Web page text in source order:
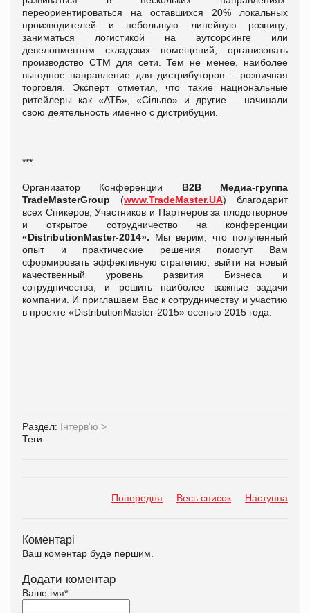
переориентироваться на оставшихся 20% локальных
производителей и небольшую линейную розницу;
заниматься логистикой на аутсорсинге или
девелопментом складских помещений, организовать
производство СТМ для сети. Тем не менее, наиболее
выгодное направление для дистрибуторов – розничная
торговля. Эксперт отметил, что такие национальные
ритейлеры как «АТБ», «Сільпо» и другие – начинали
свою деятельность именно с дистрибуции.
***
Организатор Конференции В2В Медиа-группа
TradeMasterGroup (www.TradeMaster.UA) благодарит
всех Спикеров, Участников и Партнеров за плодотворное
и открытое сотрудничество на конференции
«DistributionMaster-2014». Мы верим, что полученный
опыт и практические решения помогут Вам
сформировать эффективную стратегию, выйти на новый
качественный уровень развития Бизнеса и
сотрудничества, и решить наиболее важные задачи
компании. И приглашаем Вас к сотрудничеству и участию
в проекте «DistributionMaster-2015» осенью 2015 года.
Раздел: Інтерв'ю >
Теги:
Попередня Весь список Наступна
Коментарі
Ваш коментар буде першим.
Додати коментар
Ваше імя*